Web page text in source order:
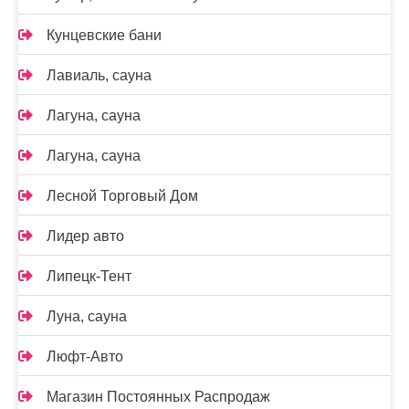
Кунцевские бани
Лавиаль, сауна
Лагуна, сауна
Лагуна, сауна
Лесной Торговый Дом
Лидер авто
Липецк-Тент
Луна, сауна
Люфт-Авто
Магазин Постоянных Распродаж